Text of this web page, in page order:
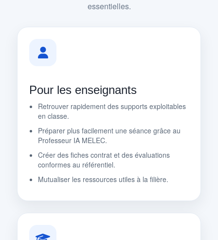
essentielles.
Pour les enseignants
Retrouver rapidement des supports exploitables
en classe.
Préparer plus facilement une séance grâce au
Professeur IA MELEC.
Créer des fiches contrat et des évaluations
conformes au référentiel.
Mutualiser les ressources utiles à la filière.